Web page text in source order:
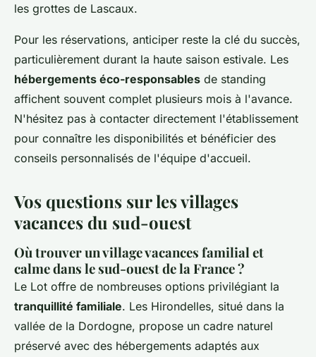
les grottes de Lascaux.
Pour les réservations, anticiper reste la clé du succès,
particulièrement durant la haute saison estivale. Les
hébergements éco-responsables de standing
affichent souvent complet plusieurs mois à l'avance.
N'hésitez pas à contacter directement l'établissement
pour connaître les disponibilités et bénéficier des
conseils personnalisés de l'équipe d'accueil.
Vos questions sur les villages
vacances du sud-ouest
Où trouver un village vacances familial et
calme dans le sud-ouest de la France ?
Le Lot offre de nombreuses options privilégiant la
tranquillité familiale. Les Hirondelles, situé dans la
vallée de la Dordogne, propose un cadre naturel
préservé avec des hébergements adaptés aux